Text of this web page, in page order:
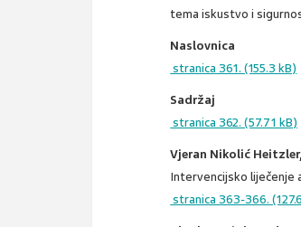
tema iskustvo i
Naslovnica
stranica 361. (155.3 kB)
Sadržaj
stranica 362. (57.71 kB)
Vjeran Nikolić
Intervencijsko liječenje
stranica 363-366.